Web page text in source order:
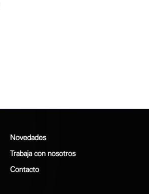
Novedades
Trabaja con nosotros
Contacto